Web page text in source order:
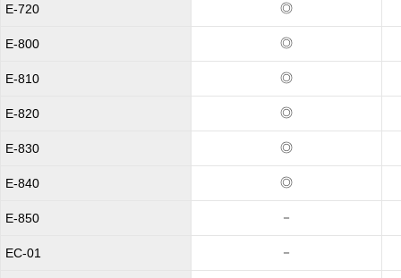
E-720 ◎
E-800 ◎
E-810 ◎
E-820 ◎
E-830 ◎
E-840 ◎
E-850 －
EC-01 －